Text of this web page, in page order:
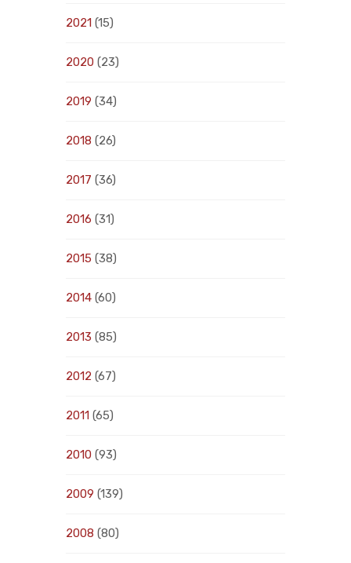
2021 (15)
2020 (23)
2019 (34)
2018 (26)
2017 (36)
2016 (31)
2015 (38)
2014 (60)
2013 (85)
2012 (67)
2011 (65)
2010 (93)
2009 (139)
2008 (80)